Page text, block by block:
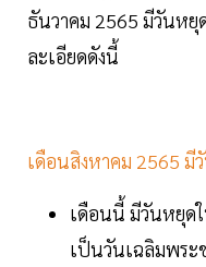
ธันวาคม 2565 มีวันหยุ
ละเอียดดังนี้
เดือนสิงหาคม 2565 มี
เดือนนี้ มีวันหยุด
เป็นวันเฉลิมพร